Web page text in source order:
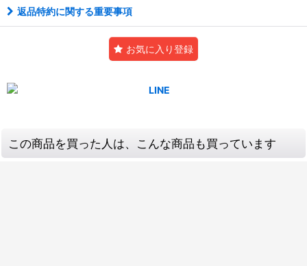
返品特約に関する重要事項
お気に入り登録
この商品を買った人は、こんな商品も買っています